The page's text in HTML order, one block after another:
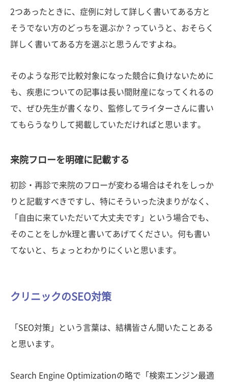
2つあったときに、症例に対して詳しく書いてある方と
そうでない方のどっちを選ぶか？っていうと、おそらく
詳しく書いてある方を選ぶと思うんですよね。
そのような形で比較対象になった競合に負けないために
も、疾患についての記事は長い間財産になってくれるの
で、ぜひ先生が書くなり、監修してライターさんに書い
てもらうなりして掲載していただければと思います。
来院フローを明確に記載する
初診・再診で来院のフローが変わる場合はそれをしっか
りと記載すべきですし、特にそういった決まりがなく、
「自由に来ていただいて大丈夫です」という場合でも、
そのことをしかk理と書いてあげてください。何も書い
てないと、ちょっとわかりにくいと思います。
クリニックのSEO対策
「SEO対策」という言葉は、結構皆さん聞いたことある
と思います。
Search Engine Optimizationの略で「検索エンジン最適